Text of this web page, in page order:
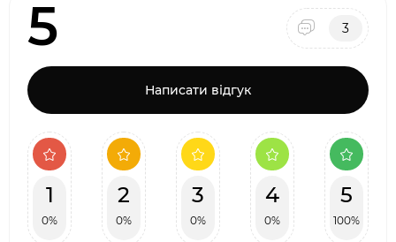
5 3
Написати відгук
1
0%
2
0%
3
0%
4
0%
5
100%